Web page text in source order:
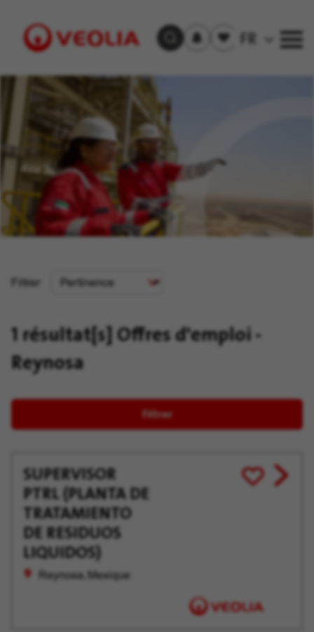
Visit
Trouver un emploi
aux
Offre(s)
sauvegardée(s)
FR
Filtrer
Critère
1 résultat[s]Offres d'emploi -
Reynosa
Filtrer
SUPERVISOR
PTRL (PLANTA DE
TRATAMIENTO
DE RESIDUOS
LIQUIDOS)
Reynosa, Mexique
Enregistrer
pour
View
job